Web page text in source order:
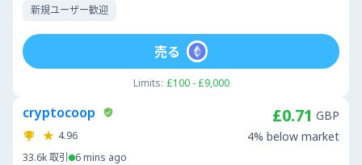
新規ユーザー歓迎
Limits: £100 - £9,000
売る
cryptocoop
4.96
33.6k取引 6 mins ago
£0.71 GBP
4% below market